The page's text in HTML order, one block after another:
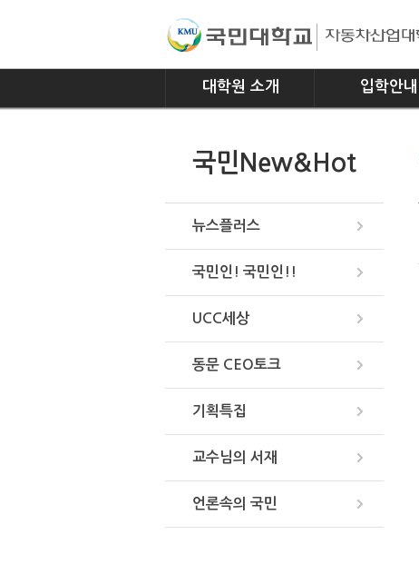
대학원 소개
연혁
입학안내
국민New&Hot
뉴스플러스
국민인! 국민인!!
UCC세상
동문 CEO토크
기획특집
교수님의 서재
언론속의 국민